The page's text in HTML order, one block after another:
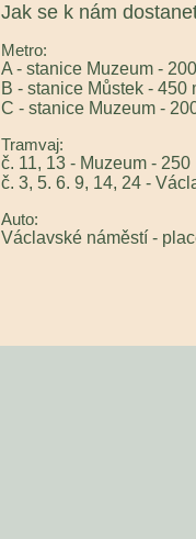
Jak se k nám
Metro:
A - stanice Muzeum -
B - stanice Můstek - 450
C - stanice Muzeum -
Tramvaj:
č. 11, 13 - Muzeum - 250
č. 3, 5. 6. 9, 14, 24 -
Auto:
Václavské náměstí -